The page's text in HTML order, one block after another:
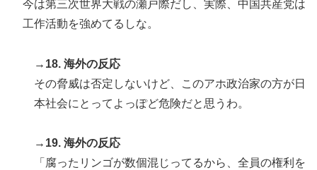
今は第三次世界大戦の瀬戸際だし、実際、中国共産党は
工作活動を強めてるしな。
→18. 海外の反応
その脅威は否定しないけど、このアホ政治家の方が日
本社会にとってよっぽど危険だと思うわ。
→19. 海外の反応
「腐ったリンゴが数個混じってるから、全員の権利を